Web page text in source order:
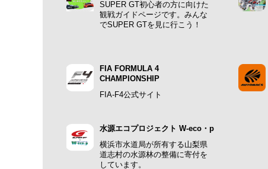
SUPER GT初心者の方に向けた
観戦ガイドページです。みんな
でSUPER GTを見に行こう！
FIA FORMULA 4
CHAMPIONSHIP
FIA-F4公式サイト
水源エコプロジェクト W-eco・p
横浜市水道局が所有する山梨県
道志村の水源林の整備に寄付を
しています。